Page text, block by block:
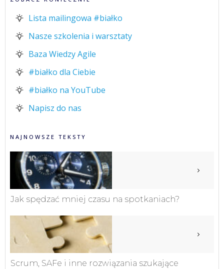
Lista mailingowa #białko
Nasze szkolenia i warsztaty
Baza Wiedzy Agile
#białko dla Ciebie
#białko na YouTube
Napisz do nas
NAJNOWSZE TEKSTY
Jak spędzać mniej czasu na spotkaniach?
Scrum, SAFe i inne rozwiązania szukające